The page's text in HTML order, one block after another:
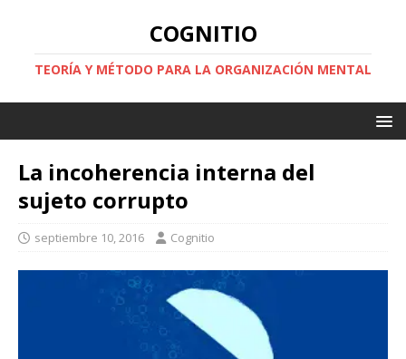
COGNITIO
TEORÍA Y MÉTODO PARA LA ORGANIZACIÓN MENTAL
La incoherencia interna del
sujeto corrupto
septiembre 10, 2016 Cognitio